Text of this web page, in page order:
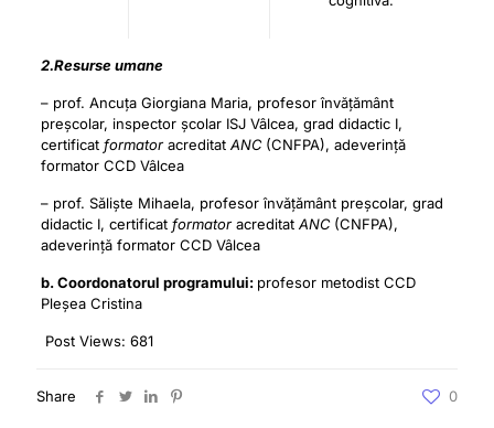
2.Resurse umane
– prof. Ancuța Giorgiana Maria, profesor învățământ
preșcolar, inspector școlar ISJ Vâlcea, grad didactic I,
certificat formatoracreditat ANC (CNFPA), adeverință
formator CCD Vâlcea
– prof. Săliște Mihaela, profesor învățământ preșcolar, grad
didactic I, certificat formatoracreditat ANC (CNFPA),
adeverință formator CCD Vâlcea
b. Coordonatorul programului: profesor metodist CCD
Pleșea Cristina
Post Views: 681
Share 0